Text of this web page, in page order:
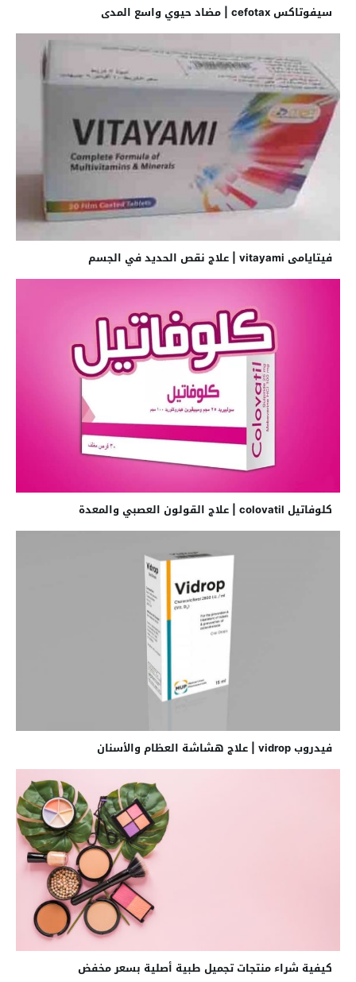
سيفوتاكس cefotax | مضاد حيوي واسع المدى
فيتايامى vitayami | علاج نقص الحديد في الجسم
كلوفاتيل colovatil | علاج القولون العصبي والمعدة
فيدروب vidrop | علاج هشاشة العظام والأسنان
كيفية شراء منتجات تجميل طبية أصلية بسعر مخفض